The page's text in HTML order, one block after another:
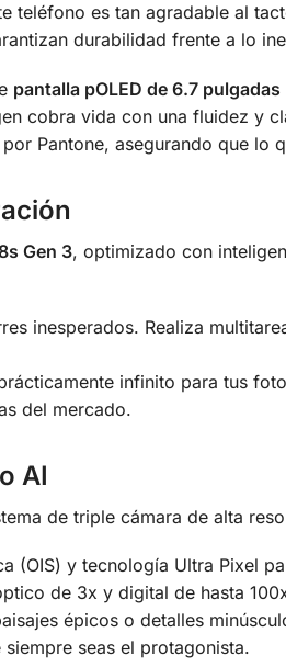
teléfono es tan agradable al
durabilidad frente a lo
pantalla pOLED de 6.7 pulgadas
cobra vida con una fluidez y
Pantone, asegurando que lo
Gen 3, optimizado con
inesperados. Realiza
infinito para tus
del mercado.
AI
de triple cámara de alta
(OIS) y tecnología Ultra Pixel
de 3x y digital de hasta
épicos o detalles
seas el protagonista.